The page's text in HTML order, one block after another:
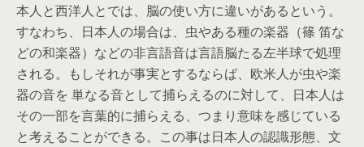
本人と西洋人とでは、脳の使い方に違いがあるという。
すなわち、日本人の場合は、虫やある種の楽器（篠 笛な
どの和楽器）などの非言語音は言語脳たる左半球で処理
される。もしそれが事実とするならば、欧米人が虫や楽
器の音を 単なる音として捕らえるのに対して、日本人は
その一部を言葉的に捕らえる、つまり意味を感じている
と考えることができる。この事は日本人の認識形態、文